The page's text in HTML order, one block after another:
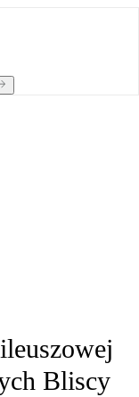
Bliscy